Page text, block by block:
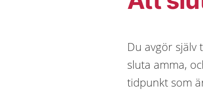
Du avgör
sluta amma,
tidpunkt som